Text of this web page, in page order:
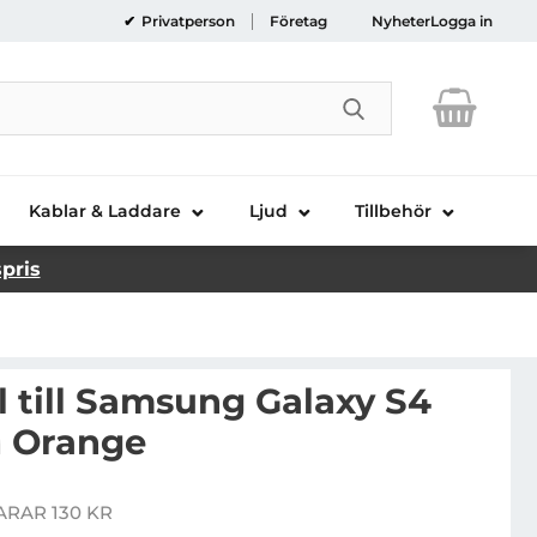
Privatperson Företag NyheterLogga in
Genomför
Kablar & Laddare Ljud Tillbehör
till Samsung Galaxy S4
Orange
130 KR